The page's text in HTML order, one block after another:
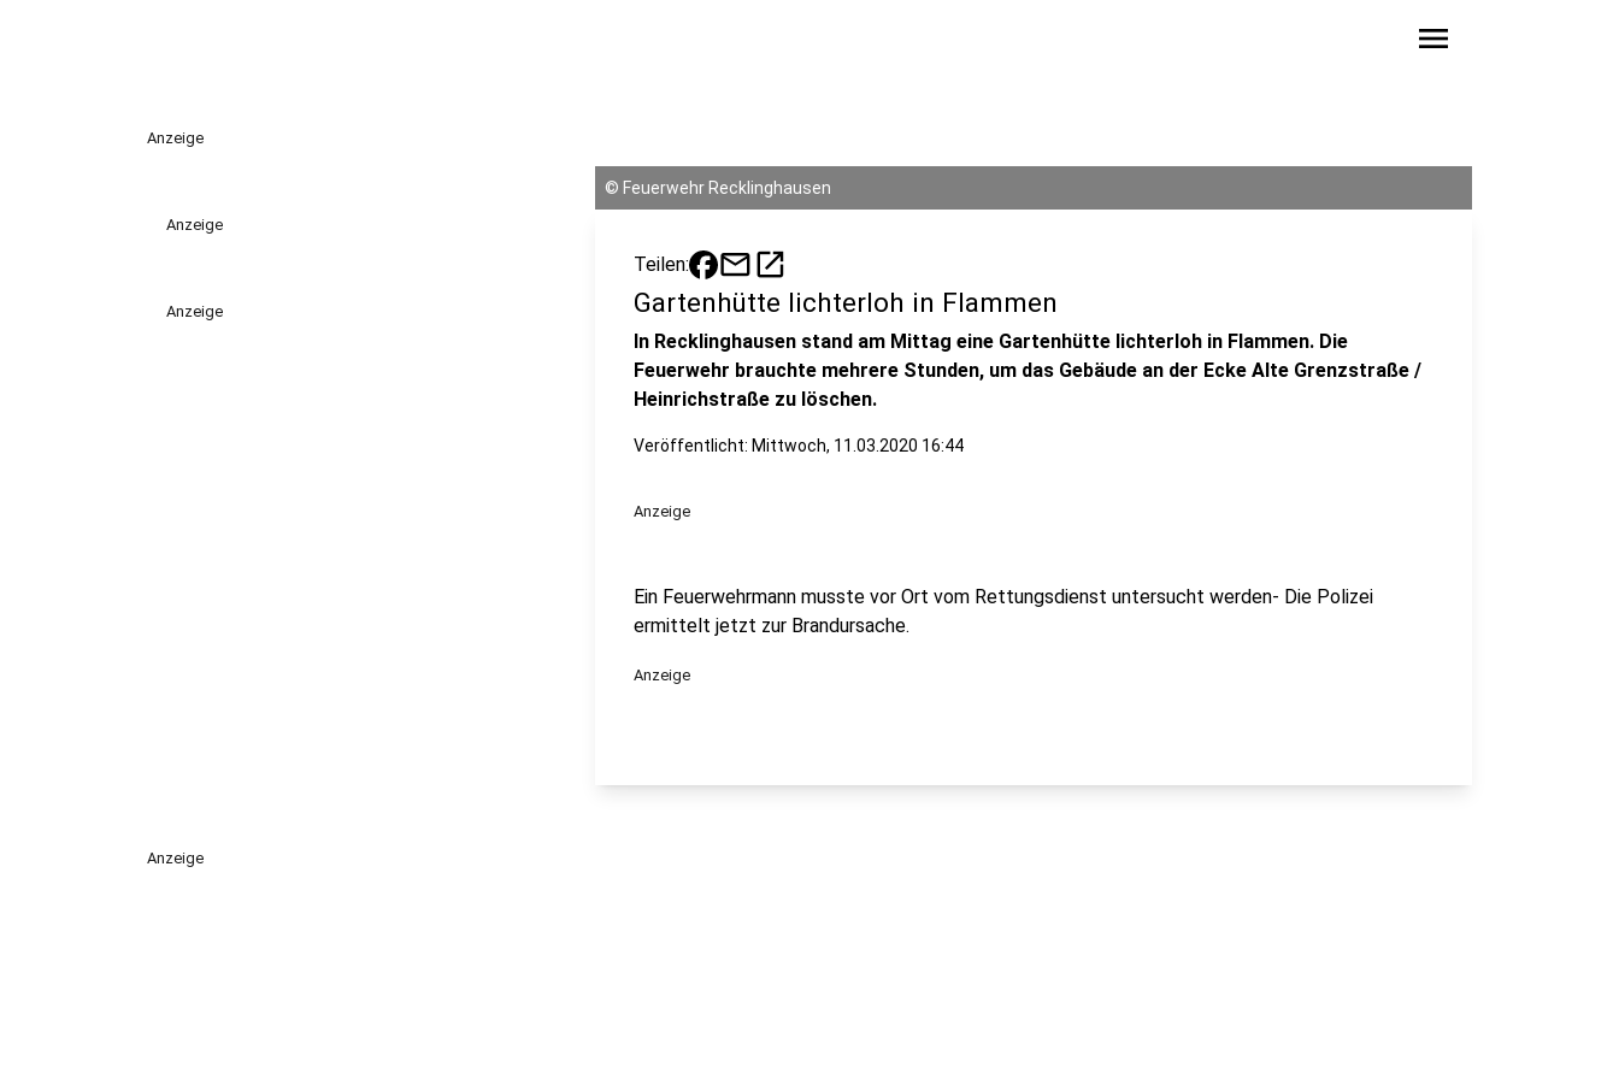
menu
Anzeige
Anzeige
Anzeige
© Feuerwehr Recklinghausen
Teilen: mailopen_in_new
Gartenhütte lichterloh in Flammen
In Recklinghausen stand am Mittag eine Gartenhütte lichterloh in Flammen. Die
Feuerwehr brauchte mehrere Stunden, um das Gebäude an der Ecke Alte Grenzstraße /
Heinrichstraße zu löschen.
Veröffentlicht: Mittwoch, 11.03.2020 16:44
Anzeige
Ein Feuerwehrmann musste vor Ort vom Rettungsdienst untersucht werden- Die Polizei
ermittelt jetzt zur Brandursache.
Anzeige
Anzeige